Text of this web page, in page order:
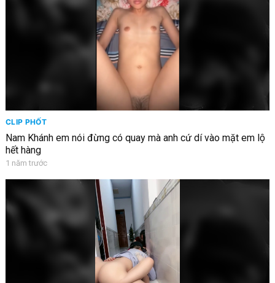
CLIP PHỐT
Nam Khánh em nói đừng có quay mà anh cứ dí vào mặt em lộ
hết hàng
1 năm trước